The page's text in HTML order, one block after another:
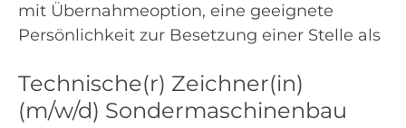
mit Übernahmeoption, eine geeignete
Persönlichkeit zur Besetzung einer Stelle als
Technische(r) Zeichner(in)
(m/w/d) Sondermaschinenbau